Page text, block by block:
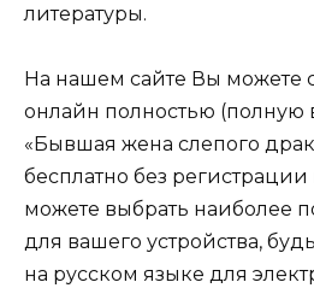
литературы.
На нашем сайте Вы можете
онлайн полностью (полную
«Бывшая жена слепого
бесплатно без регистрации
можете выбрать наиболее
для вашего устройства,
на русском языке для